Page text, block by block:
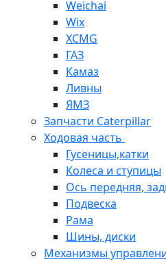
Weichai
Wix
XCMG
ГАЗ
Камаз
Ливны
ЯМЗ
Запчасти Caterpillar
Ходовая часть
Гусеницы,катки
Колеса и ступицы
Ось передняя,
Подвеска
Рама
Шины, диски
Механизмы